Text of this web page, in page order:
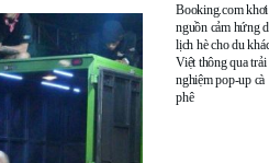
Booking.com khơi
nguồn cảm hứng
lịch hè cho du
Việt thông qua trải
nghiệm pop-up cà
phê